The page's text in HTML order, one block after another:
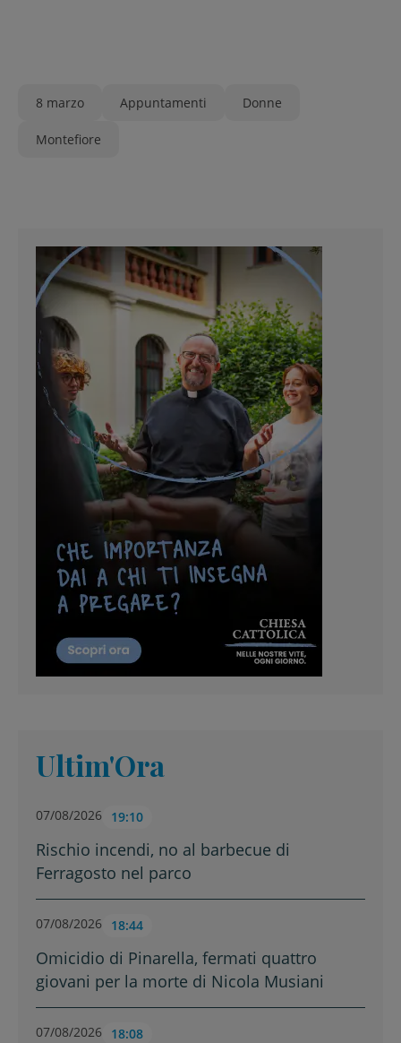
8 marzo Appuntamenti Donne
Montefiore
Ultim'Ora
07/08/2026 19:10
Rischio incendi, no al barbecue di
Ferragosto nel parco
07/08/2026 18:44
Omicidio di Pinarella, fermati quattro
giovani per la morte di Nicola Musiani
07/08/2026 18:08